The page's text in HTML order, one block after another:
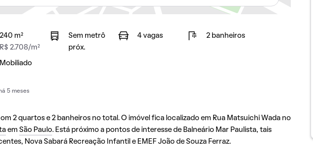
240 m²
R$ 2.708/m²
Sem metrô
próx.
4 vagas 2 banheiros
Mobiliado
5 meses
2 quartos e 2 banheiros no total. O imóvel fica localizado em Rua Matsuichi Wada no
em São Paulo. Está próximo a pontos de interesse de Balneário Mar Paulista, tais
Nova Sabará Recreação Infantil e EMEF João de Souza Ferraz.